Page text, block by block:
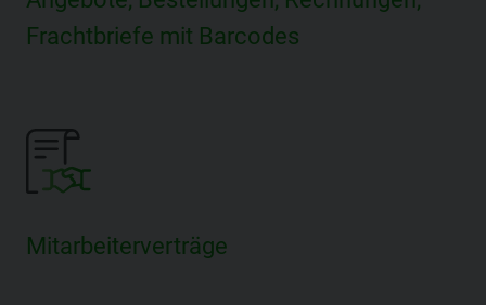
Frachtbriefe mit Barcodes
Mitarbeiterverträge